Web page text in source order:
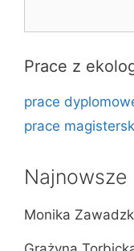
Prace z
prace
prace
Najnowsze
Monika